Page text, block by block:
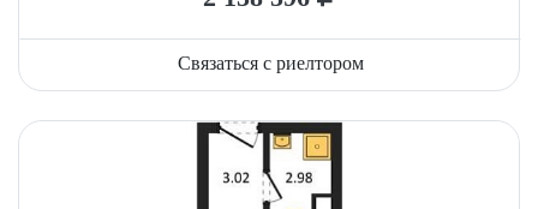
Связаться с риелтором